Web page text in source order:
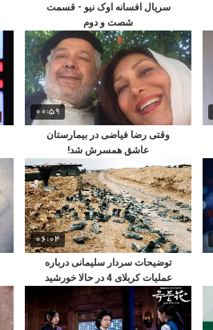
سریال افسانه اوک نیو - قسمت
شصت و دوم
00:59
وقتی رضا فیاضی در بیمارستان
عاشق همسرش شد!
06:04
توضیحات سردار سلیمانی درباره
عملیات کربلای 4 در حالا خورشید